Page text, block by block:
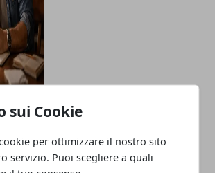
sui Cookie
per ottimizzare il nostro sito
servizio. Puoi scegliere a quali